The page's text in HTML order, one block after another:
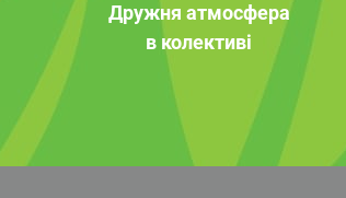
Дружня атмосфера
в колективі